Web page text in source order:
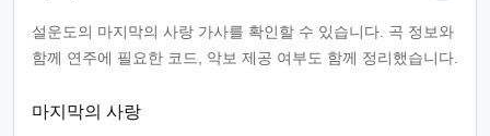
설운도의 마지막의 사랑 가사를 확인할 수 있습니다. 곡 정보와
함께 연주에 필요한 코드, 악보 제공 여부도 함께 정리했습니다.
마지막의 사랑